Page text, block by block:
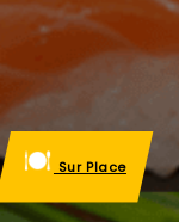
Sur Place